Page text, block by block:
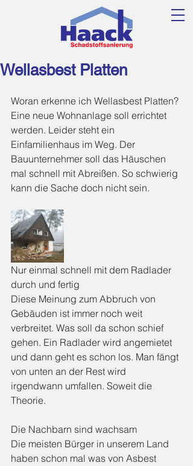
Wellasbest Platten
Woran erkenne ich Wellasbest Platten?
Eine neue Wohnanlage soll errichtet
werden. Leider steht ein
Einfamilienhaus im Weg. Der
Bauunternehmer soll das Häuschen
mal schnell mit Abreißen. So schwierig
kann die Sache doch nicht sein.
Nur einmal schnell mit dem Radlader
durch und fertig
Diese Meinung zum Abbruch von
Gebäuden ist immer noch weit
verbreitet. Was soll da schon schief
gehen. Ein Radlader wird angemietet
und dann geht es schon los. Man fängt
von unten an der Rest wird
irgendwann umfallen. Soweit die
Theorie.
Die Nachbarn sind wachsam
Die meisten Bürger in unserem Land
haben schon mal was von Asbest